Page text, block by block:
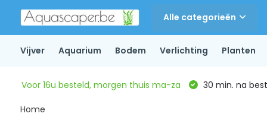
Alle categorieën
Vijver Aquarium Bodem Verlichting Planten
Voor 16u besteld, morgen thuis ma-za 30 min. na
Home